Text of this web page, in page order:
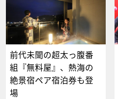
前代未聞の超太っ腹番
組『無料屋』、熱海の
絶景宿ペア宿泊券も登
場